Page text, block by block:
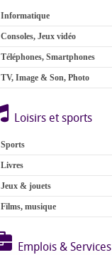
Informatique
Consoles, Jeux vidéo
Téléphones, Smartphones
TV, Image & Son, Photo
Loisirs et sports
Sports
Livres
Jeux & jouets
Films, musique
Emplois & Services